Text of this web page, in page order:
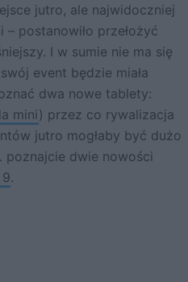
jutro, ale najwidoczniej
postanowiło przełożyć
I w sumie nie ma się
event będzie miała
dwa nowe tablety:
mini) przez co rywalizacja
jutro mogłaby być dużo
dwie nowości
.